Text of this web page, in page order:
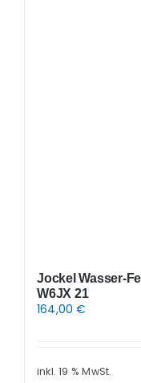
Jockel Wasser-
W6JX 21
164,00€
inkl. 19 % MwSt.